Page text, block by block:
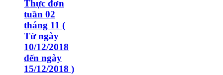
Thực đơn
tuần 02
tháng 11 (
Từ ngày
10/12/2018
đến ngày
15/12/2018 )